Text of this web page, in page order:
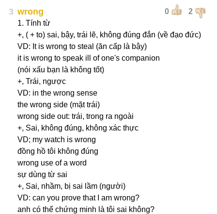
3 0 2
wrong
1. Tính từ
+, ( + to) sai, bậy, trái lẽ, không đúng đắn (về đạo đức)
VD: It is wrong to steal (ăn cấp là bậy)
it is wrong to speak ill of one's companion
(nói xấu bạn là không tốt)
+, Trái, ngược
VD: in the wrong sense
the wrong side (mặt trái)
wrong side out: trái, trong ra ngoài
+, Sai, không đúng, không xác thực
VD; my watch is wrong
đồng hồ tôi không đúng
wrong use of a word
sự dùng từ sai
+, Sai, nhầm, bị sai lầm (người)
VD: can you prove that I am wrong?
anh có thể chứng minh là tôi sai không?